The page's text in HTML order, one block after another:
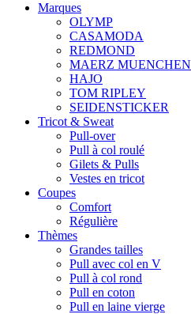
Marques
OLYMP
CASAMODA
REDMOND
MAERZ MUENCHEN
HAJO
TOM RIPLEY
SEIDENSTICKER
Tricot & Sweat
Pull-over
Pull à col roulé
Gilets & Pulls
Vestes en tricot
Coupes
Comfort
Régulière
Thèmes
Grandes tailles
Pull avec col en V
Pull à col rond
Pull en coton
Pull en laine vierge